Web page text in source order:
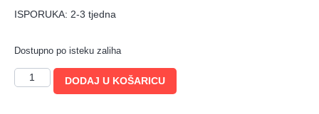
ISPORUKA: 2-3 tjedna
Dostupno po isteku zaliha
DODAJ U KOŠARICU